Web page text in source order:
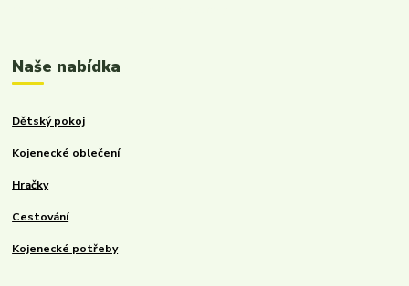
Naše nabídka
Dětský pokoj
Kojenecké oblečení
Hračky
Cestování
Kojenecké potřeby